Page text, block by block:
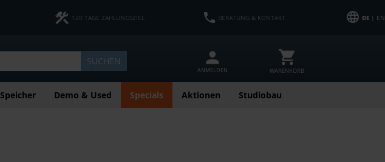
120 TAGE ZAHLUNGSZIEL BERATUNG & KONTAKT DE| EN
SUCHEN
ANMELDEN WARENKORB
Speicher Demo & Used Specials Aktionen Studiobau